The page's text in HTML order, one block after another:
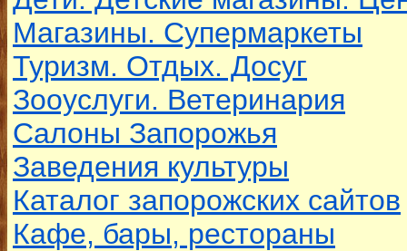
Магазины. Супермаркеты
Туризм. Отдых. Досуг
Зооуслуги. Ветеринария
Салоны Запорожья
Заведения культуры
Каталог запорожских сайтов
Кафе, бары, рестораны